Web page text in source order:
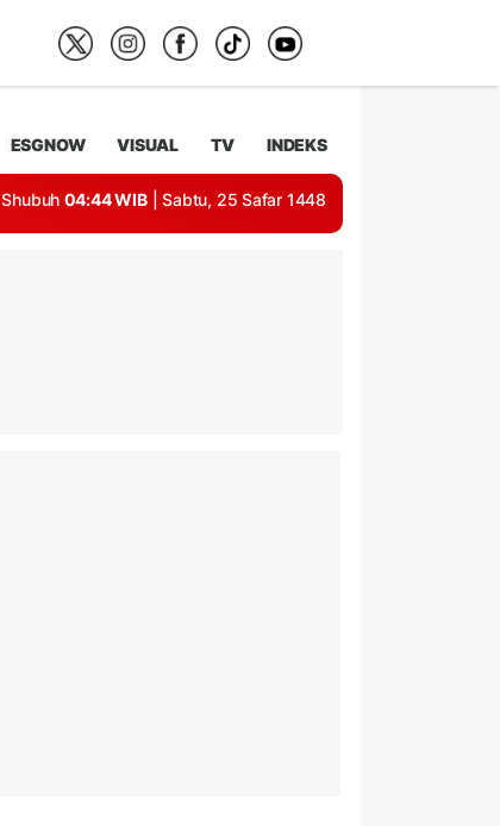
ESGNOW VISUAL TV INDEKS
Shubuh 04:44 WIB | Sabtu, 25 Safar 1448